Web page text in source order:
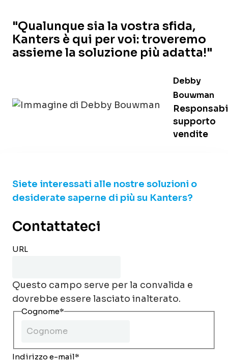
"Qualunque sia la vostra sfida,
Kanters è qui per voi: troveremo
assieme la soluzione più adatta!"
Debby
Bouwman
supporto
vendite
Siete interessati alle nostre soluzioni o
desiderate saperne di più su Kanters?
Contattateci
URL
Questo campo serve per la convalida e
dovrebbe essere lasciato inalterato.
Cognome*
Indirizzo e-mail*